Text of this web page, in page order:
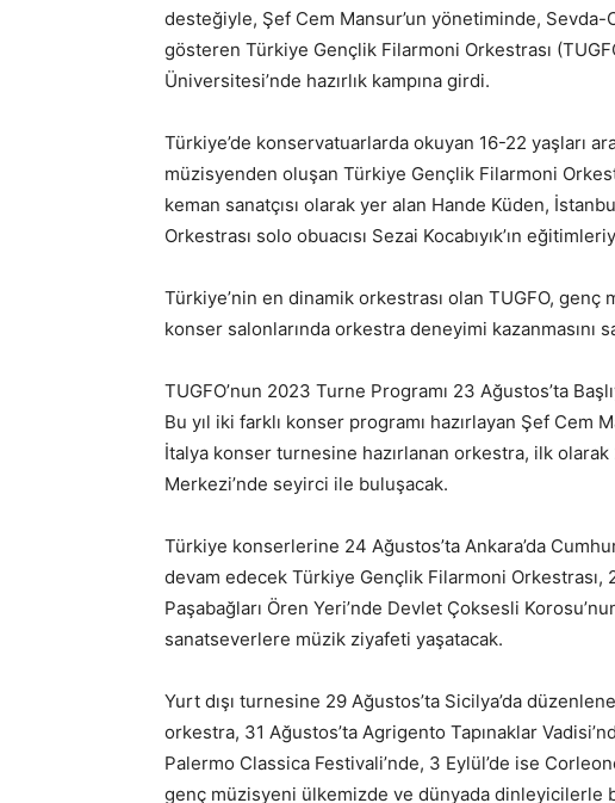
desteğiyle, Şef Cem Mansur’un yönetiminde, Sevda-
gösteren Türkiye Gençlik Filarmoni Orkestrası
Üniversitesi’nde hazırlık kampına girdi.
Türkiye’de konservatuarlarda okuyan 16-22 yaşları
müzisyenden oluşan Türkiye Gençlik Filarmoni
keman sanatçısı olarak yer alan Hande Küden,
Orkestrası solo obuacısı Sezai Kocabıyık’ın
Türkiye’nin en dinamik orkestrası olan TUGFO,
konser salonlarında orkestra deneyimi kazanmasını
TUGFO’nun 2023 Turne Programı 23 Ağustos’ta
Bu yıl iki farklı konser programı hazırlayan Şef Cem
İtalya konser turnesine hazırlanan orkestra, ilk
Merkezi’nde seyirci ile buluşacak.
Türkiye konserlerine 24 Ağustos’ta Ankara’da
devam edecek Türkiye Gençlik Filarmoni Orkestrası,
Paşabağları Ören Yeri’nde Devlet Çoksesli
sanatseverlere müzik ziyafeti yaşatacak.
Yurt dışı turnesine 29 Ağustos’ta Sicilya’da
orkestra, 31 Ağustos’ta Agrigento Tapınaklar
Palermo Classica Festivali’nde, 3 Eylül’de ise
genç müzisyeni ülkemizde ve dünyada dinleyicilerle